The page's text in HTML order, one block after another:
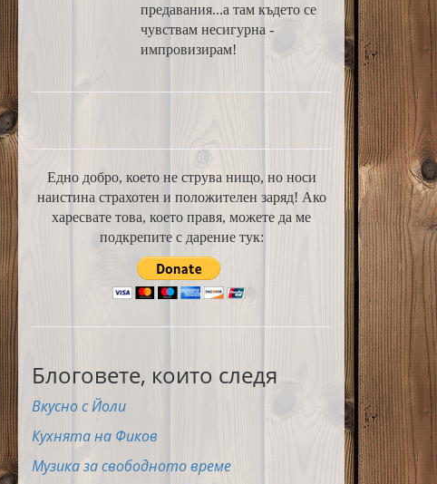
предавания...а там където се
чувствам несигурна -
импровизирам!
Едно добро, което не струва нищо, но носи
наистина страхотен и положителен заряд! Ако
харесвате това, което правя, можете да ме
подкрепите с дарение тук:
Блоговете, които следя
Вкусно с Йоли
Кухнята на Фиков
Музика за свободното време